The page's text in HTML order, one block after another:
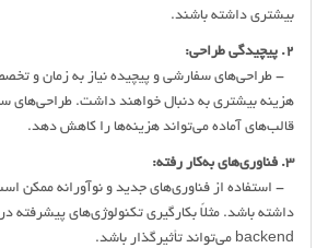
بیشتری داشته باشند.
2. پیچیدگی طراحی:
- طراحی‌های سفارشی و پیچیده نیاز به زمان و
هزینه بیشتری به دنبال خواهند داشت. طراحی‌های
قالب‌های آماده می‌تواند هزینه‌ها را کاهش دهد.
3. فناوری‌های به‌کار رفته:
- استفاده از فناوری‌های جدید و نوآورانه ممکن
backend می‌تواند تأثیرگذار باشد.